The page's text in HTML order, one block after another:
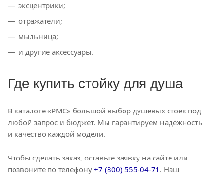
эксцентрики;
отражатели;
мыльница;
и другие аксессуары.
Где купить стойку для душа
В каталоге «РМС» большой выбор душевых стоек под
любой запрос и бюджет. Мы гарантируем надёжность
и качество каждой модели.
Чтобы сделать заказ, оставьте заявку на сайте или
позвоните по телефону +7 (800) 555-04-71 . Наш